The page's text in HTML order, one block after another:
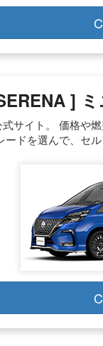
]
サイト。 価格や
ードを選んで、セ